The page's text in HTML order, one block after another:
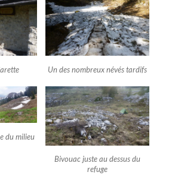
Un des nombreux névés tardifs
du milieu
Bivouac juste au dessus du
refuge